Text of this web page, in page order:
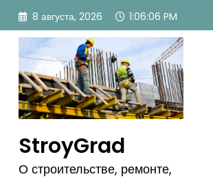
Перейти
содержимому
8 августа, 2026 1:06:07 PM
StroyGrad
О строительстве, ремонте,